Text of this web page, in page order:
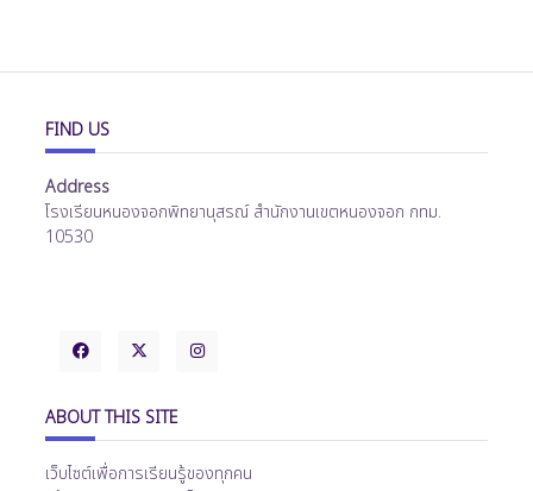
FIND US
Address
โรงเรียนหนองจอกพิทยานุสรณ์ สำนักงานเขตหนองจอก กทม.
10530
ABOUT THIS SITE
เว็บไซต์เพื่อการเรียนรู้ของทุกคน